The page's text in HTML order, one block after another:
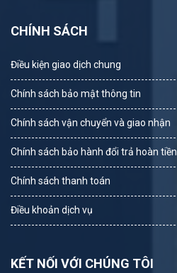
CHÍNH SÁCH
Điều kiện giao dịch chung
Chính sách bảo mật thông tin
Chính sách vận chuyển và giao nhận
Chính sách bảo hành đổi trả hoàn tiền
Chính sách thanh toán
Điều khoản dịch vụ
KẾT NỐI VỚI CHÚNG TÔI